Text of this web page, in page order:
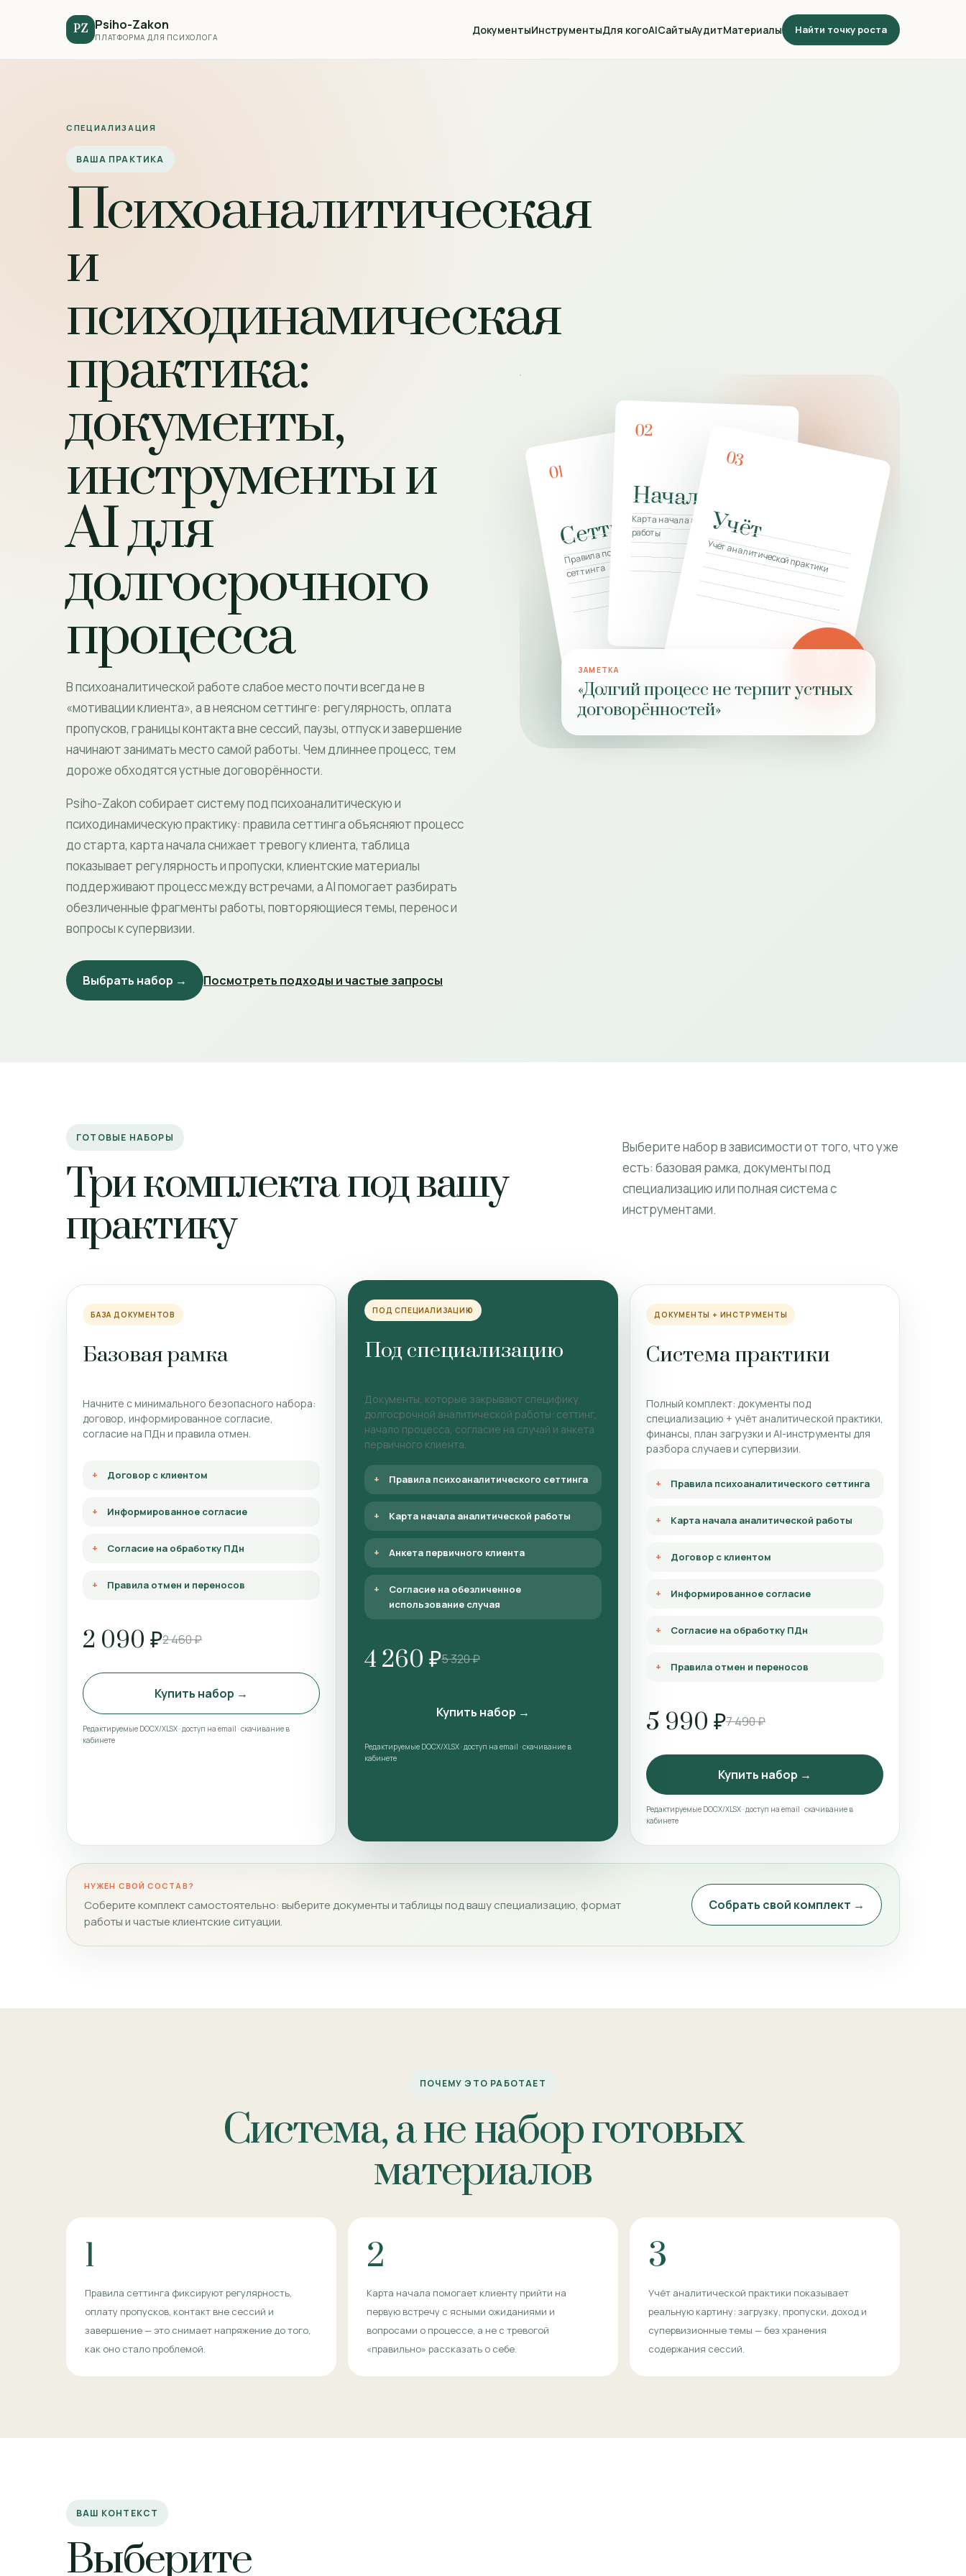
PZ Psiho-Zakon
ПЛАТФОРМА ДЛЯ ПСИХОЛОГА
ДокументыИнструментыДля когоAIСайтыАудитМатериалы Найти точку роста
СПЕЦИАЛИЗАЦИЯ
ВАША ПРАКТИКА
Психоаналитическая
и
психодинамическая
практика:
документы,
инструменты и
AI для
долгосрочного
процесса
В психоаналитической работе слабое место почти всегда не в
«мотивации клиента», а в неясном сеттинге: регулярность, оплата
пропусков, границы контакта вне сессий, паузы, отпуск и завершение
начинают занимать место самой работы. Чем длиннее процесс, тем
дороже обходятся устные договорённости.
Psiho-Zakon собирает систему под психоаналитическую и
психодинамическую практику: правила сеттинга объясняют процесс
до старта, карта начала снижает тревогу клиента, таблица
показывает регулярность и пропуски, клиентские материалы
поддерживают процесс между встречами, а AI помогает разбирать
обезличенные фрагменты работы, повторяющиеся темы, перенос и
вопросы к супервизии.
Выбрать набор → Посмотреть подходы и частые запросы
01
Сеттинг
Правила психоаналитического
сеттинга
02
Начало
Карта начала аналитической
работы
03
Учёт
Учёт аналитической практики
ПРАКТИКИ
ЗАМЕТКА
«Долгий процесс не терпит устных
договорённостей»
ГОТОВЫЕ НАБОРЫ
Три комплекта под вашу
практику
Выберите набор в зависимости от того, что уже
есть: базовая рамка, документы под
специализацию или полная система с
инструментами.
БАЗА ДОКУМЕНТОВ
Базовая рамка
Начните с минимального безопасного набора:
договор, информированное согласие,
согласие на ПДн и правила отмен.
Договор с клиентом
Информированное согласие
Согласие на обработку ПДн
Правила отмен и переносов
2 090 ₽2 460 ₽
Купить набор →
Редактируемые DOCX/XLSX · доступ на email · скачивание в
кабинете
ПОД СПЕЦИАЛИЗАЦИЮ
Под специализацию
Документы, которые закрывают специфику
долгосрочной аналитической работы: сеттинг,
начало процесса, согласие на случай и анкета
первичного клиента.
Правила психоаналитического сеттинга
Карта начала аналитической работы
Анкета первичного клиента
Согласие на обезличенное
использование случая
4 260 ₽5 320 ₽
Купить набор →
Редактируемые DOCX/XLSX · доступ на email · скачивание в
кабинете
ДОКУМЕНТЫ + ИНСТРУМЕНТЫ
Система практики
Полный комплект: документы под
специализацию + учёт аналитической практики,
финансы, план загрузки и AI-инструменты для
разбора случаев и супервизии.
Правила психоаналитического сеттинга
Карта начала аналитической работы
Договор с клиентом
Информированное согласие
Согласие на обработку ПДн
Правила отмен и переносов
5 990 ₽7 490 ₽
Купить набор →
Редактируемые DOCX/XLSX · доступ на email · скачивание в
кабинете
НУЖЕН СВОЙ СОСТАВ?
Соберите комплект самостоятельно: выберите документы и таблицы под вашу специализацию, формат
работы и частые клиентские ситуации.
Собрать свой комплект →
ПОЧЕМУ ЭТО РАБОТАЕТ
Система, а не набор готовых
материалов
1
Правила сеттинга фиксируют регулярность,
оплату пропусков, контакт вне сессий и
завершение — это снимает напряжение до того,
как оно стало проблемой.
2
Карта начала помогает клиенту прийти на
первую встречу с ясными ожиданиями и
вопросами о процессе, а не с тревогой
«правильно» рассказать о себе.
3
Учёт аналитической практики показывает
реальную картину: загрузку, пропуски, доход и
супервизионные темы — без хранения
содержания сессий.
ВАШ КОНТЕКСТ
Выберите